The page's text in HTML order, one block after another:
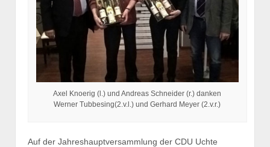
Axel Knoerig (l.) und Andreas Schneider (r.) danken
Werner Tubbesing(2.v.l.) und Gerhard Meyer (2.v.r.)
Auf der Jahreshauptversammlung der CDU Uchte